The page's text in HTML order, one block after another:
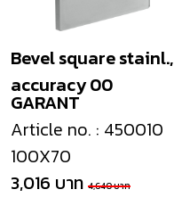
GARANT
Bevel square stainl.,
accuracy 00
Article no. : 450010
100X70
3,016 บาท 4,640 บาท